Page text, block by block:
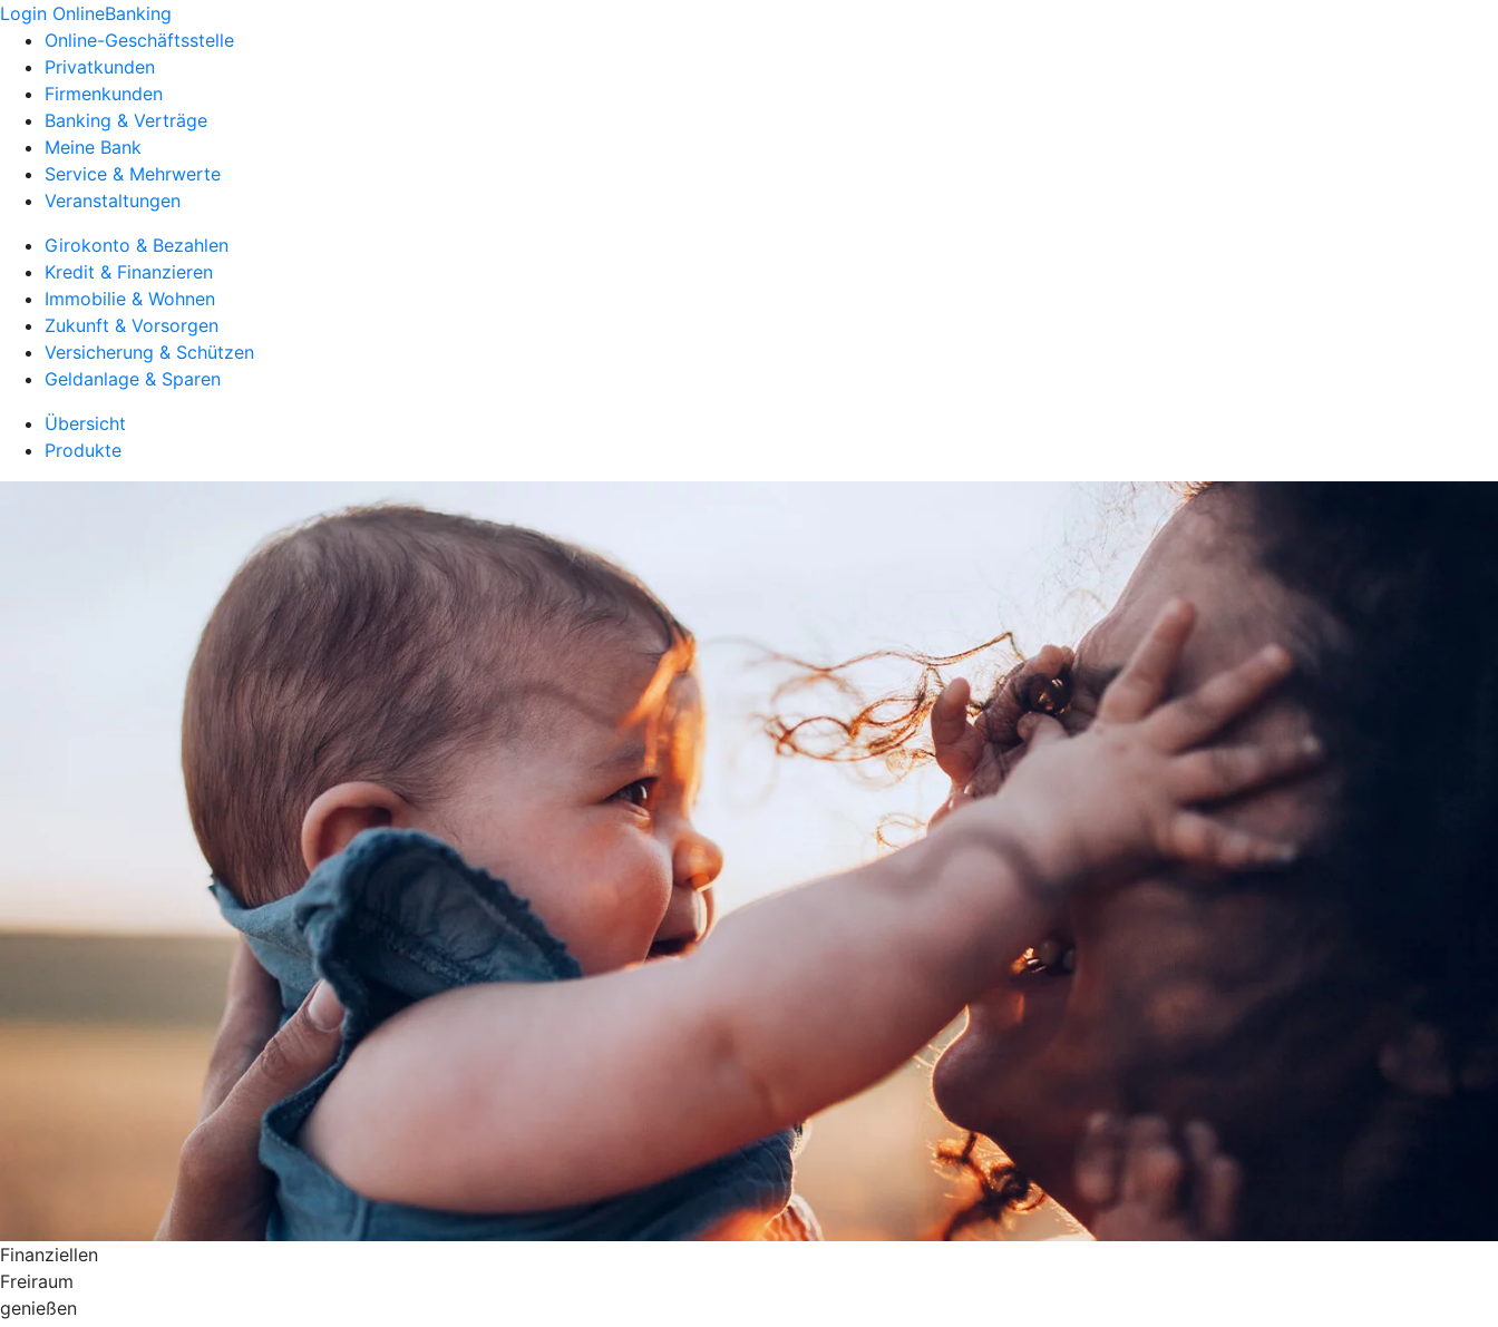
Login OnlineBanking
Online-Geschäftsstelle
Privatkunden
Firmenkunden
Banking & Verträge
Meine Bank
Service & Mehrwerte
Veranstaltungen
Girokonto & Bezahlen
Kredit & Finanzieren
Immobilie & Wohnen
Zukunft & Vorsorgen
Versicherung & Schützen
Geldanlage & Sparen
Übersicht
Produkte
Finanziellen
Freiraum
genießen